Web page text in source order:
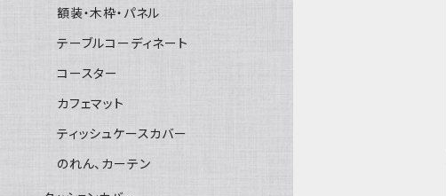
額装・木枠・パネル
テーブルコーディネート
コースター
カフェマット
ティッシュケースカバー
のれん、カーテン